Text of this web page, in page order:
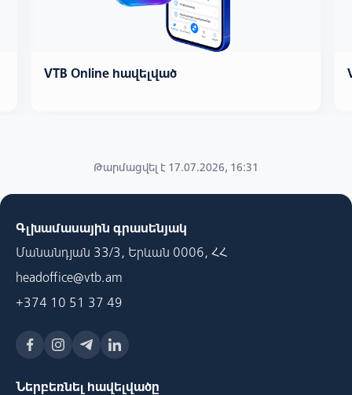
VTB Online հավելված
Թարմացվել է 17.07.2026, 16:31
Գլխամասային գրասենյակ
Մանանդյան 33/3, Երևան 0006, ՀՀ
headoffice@vtb.am
+374 10 51 37 49
Ներբեռնել հավելվածը